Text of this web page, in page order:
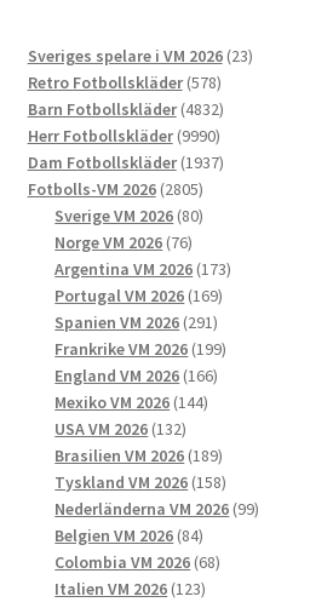
Sveriges spelare i VM 2026 2323
Retro Fotbollskläder 578578
produkter
Barn Fotbollskläder 48324832
produkter
Herr Fotbollskläder 99909990
produkter
Dam Fotbollskläder 19371937
Fotbolls-VM 2026 28052805
produkter
Sverige VM 2026 8080
Norge VM 2026 7676
produkter
Argentina VM 2026 173173
Portugal VM 2026 169169
Spanien VM 2026 291291
produkter
Frankrike VM 2026 199199
England VM 2026 166166
Mexiko VM 2026 144144
USA VM 2026 132132
produkter
Brasilien VM 2026 189189
produkter
Tyskland VM 2026 158158
produkter
Nederländerna VM 2026 9999
Belgien VM 2026 8484
produkter
Colombia VM 2026 6868
Italien VM 2026 123123